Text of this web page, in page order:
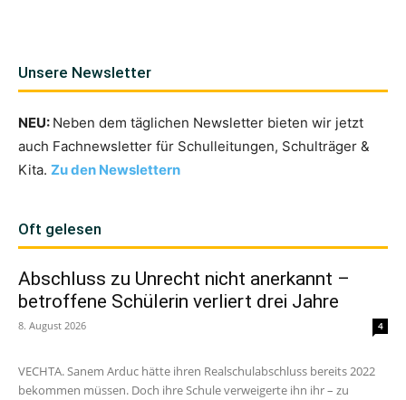
Unsere Newsletter
NEU: Neben dem täglichen Newsletter bieten wir jetzt
auch Fachnewsletter für Schulleitungen, Schulträger &
Kita. Zu den Newslettern
Oft gelesen
Abschluss zu Unrecht nicht anerkannt –
betroffene Schülerin verliert drei Jahre
8. August 2026 4
VECHTA. Sanem Arduc hätte ihren Realschulabschluss bereits 2022
bekommen müssen. Doch ihre Schule verweigerte ihn ihr – zu